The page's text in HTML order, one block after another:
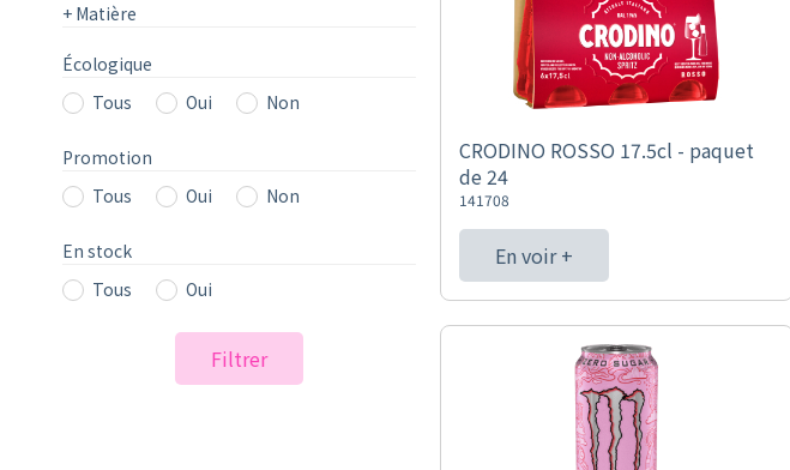
+ Matière
Écologique
Tous
Oui Non
Promotion
Tous
Oui Non
En stock
Tous
Oui
Filtrer
CRODINO ROSSO 17.5cl - paquet
de 24
141708
En voir +